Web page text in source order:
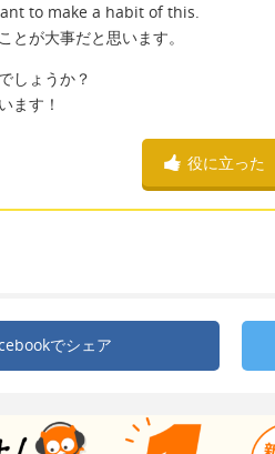
to make a habit of this.
とが大事だと思います。
しょうか？
ます！
役に立った
でシェア